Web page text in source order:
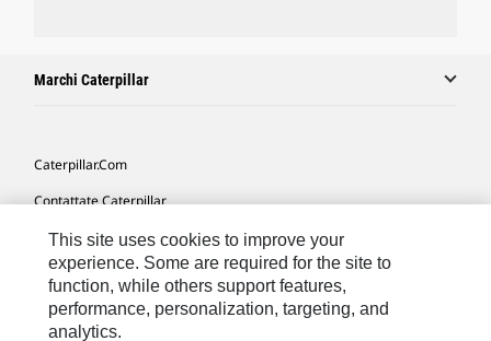
Marchi Caterpillar
Caterpillar.com
Contattate Caterpillar
Le Mie Preferenze Di Marketing
Mappa Del Sito
Cookie Settings
This site uses cookies to improve your
experience. Some are required for the site to
function, while others support features,
performance, personalization, targeting, and
analytics.